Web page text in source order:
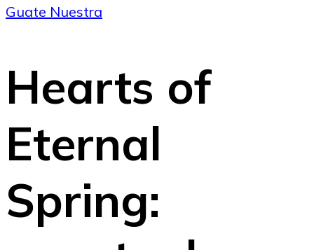
Guate Nuestra
Hearts of
Eternal
Spring: